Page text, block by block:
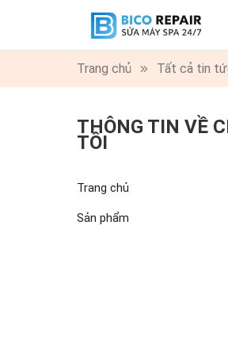
Trang chủ Tất cả tin
THÔNG TIN VỀ
TÔI
Trang chủ
Sản phẩm